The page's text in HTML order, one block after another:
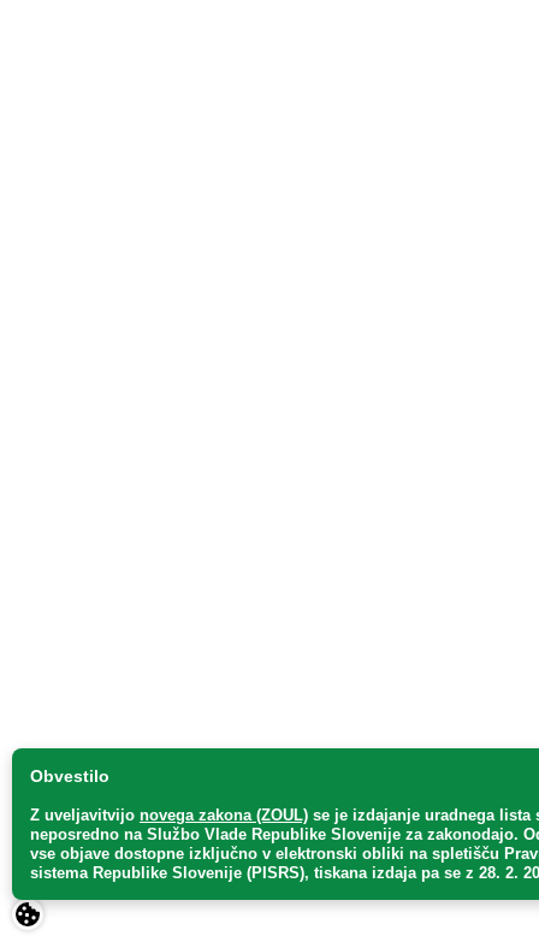
Obvestilo
Z uveljavitvijo novega zakona (ZOUL) se je izdajanje uradnega lista
neposredno na Službo Vlade Republike Slovenije za zakonodajo.
vse objave dostopne izključno v elektronski obliki na spletišču
sistema Republike Slovenije (PISRS), tiskana izdaja pa se z 28. 2.